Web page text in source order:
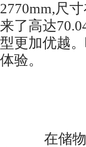
2770mm,尺
来了高达
型更加优越
体验。
在储物